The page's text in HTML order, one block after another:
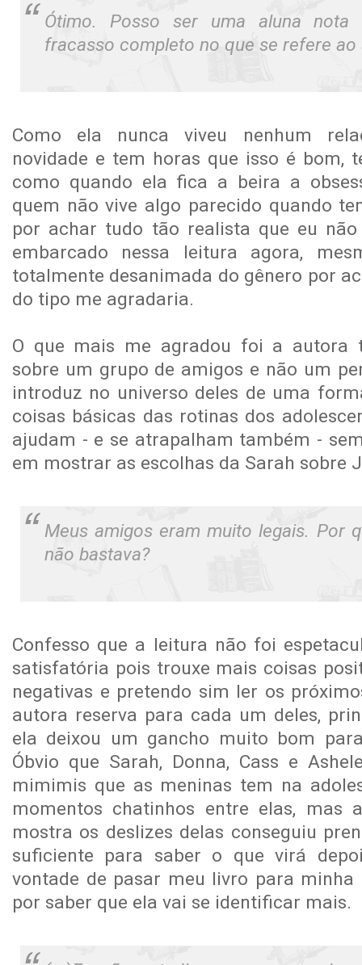
Ótimo. Posso ser uma aluna
fracasso completo no que se refere
Como ela nunca viveu nenhum
novidade e tem horas que isso é bom,
como quando ela fica a beira a
quem não vive algo parecido quando
por achar tudo tão realista que eu
embarcado nessa leitura agora,
totalmente desanimada do gênero por
do tipo me agradaria.
O que mais me agradou foi a autora
sobre um grupo de amigos e não um
introduz no universo deles de uma
coisas básicas das rotinas dos
ajudam - e se atrapalham também -
em mostrar as escolhas da Sarah sobre
Meus amigos eram muito legais. Por
não bastava?
Confesso que a leitura não foi
satisfatória pois trouxe mais coisas
negativas e pretendo sim ler os
autora reserva para cada um deles,
ela deixou um gancho muito bom
Óbvio que Sarah, Donna, Cass e
mimimis que as meninas tem na
momentos chatinhos entre elas,
mostra os deslizes delas conseguiu
suficiente para saber o que virá
vontade de pasar meu livro para
por saber que ela vai se identificar mais.